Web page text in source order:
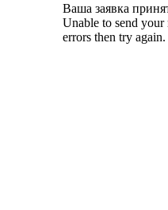
Ваша заявка
Unable to send your
errors then try again.